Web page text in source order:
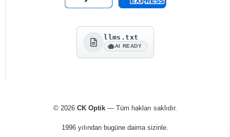
llms.txt
AI READY
© 2026 CK Optik— Tüm hakları saklıdır.
1996 yılından bugüne daima sizinle.